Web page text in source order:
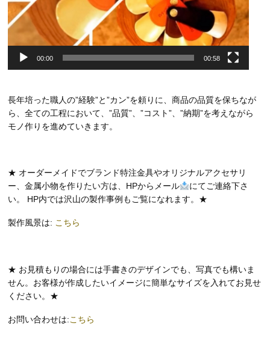
00:00 00:58
長年培った職人の”経験”と”カン”を頼りに、商品の品質を保ちなが
ら、全ての工程において、”品質”、”コスト”、”納期”を考えながら
モノ作りを進めていきます。
★ オーダーメイドでブランド特注金具やオリジナルアクセサリ
ー、金属小物を作りたい方は、HPからメール
にてご連絡下さ
い。 HP内では沢山の製作事例もご覧になれます。★
製作風景は: こちら
★ お見積もりの場合には手書きのデザインでも、写真でも構いま
せん。お客様が作成したいイメージに簡単なサイズを入れてお見せ
ください。★
お問い合わせは:こちら